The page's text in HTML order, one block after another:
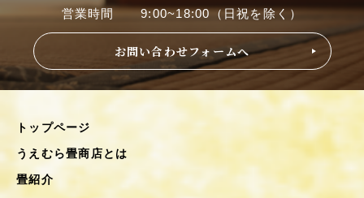
営業時間 9:00~18:00（日祝を除く）
お問い合わせフォームへ
トップページ
うえむら畳商店とは
畳紹介